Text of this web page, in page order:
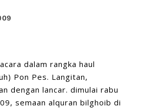
dalam rangka haul
Pon Pes. Langitan,
dengan lancar. dimulai rabu
semaan alquran bilghoib di